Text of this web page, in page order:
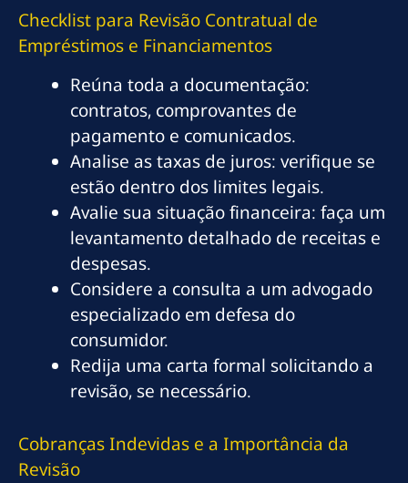
Checklist para Revisão Contratual de
Empréstimos e Financiamentos
Reúna toda a documentação:
contratos, comprovantes de
pagamento e comunicados.
Analise as taxas de juros: verifique se
estão dentro dos limites legais.
Avalie sua situação financeira: faça um
levantamento detalhado de receitas e
despesas.
Considere a consulta a um advogado
especializado em defesa do
consumidor.
Redija uma carta formal solicitando a
revisão, se necessário.
Cobranças Indevidas e a Importância da
Revisão